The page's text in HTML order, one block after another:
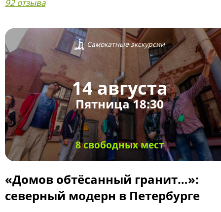
92 отзыва
Самокатные экскурсии
14 августа
Пятница 18:30
8 свободных мест
«Домов обтёсанный гранит…»:
северный модерн в Петербурге